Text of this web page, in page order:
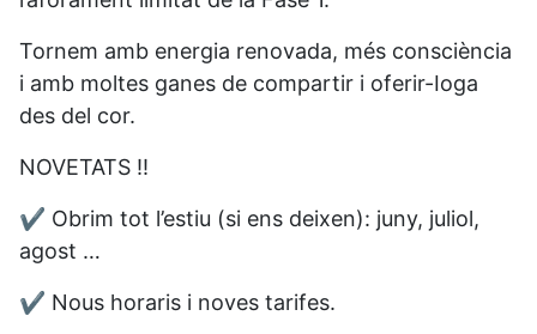
Tornem amb energia renovada, més consciència
i amb moltes ganes de compartir i oferir-Ioga
des del cor.
NOVETATS !!
✔️ Obrim tot l’estiu (si ens deixen): juny, juliol,
agost …
✔️ Nous horaris i noves tarifes.